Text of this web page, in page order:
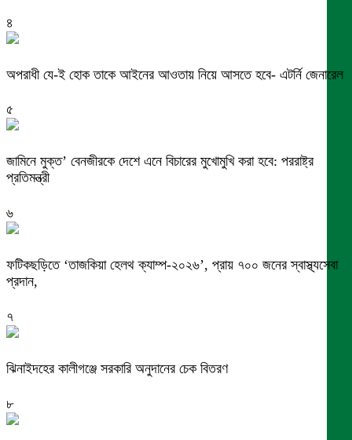
৪
অপরাধী যে-ই হোক তাকে আইনের আওতায় নিয়ে আসতে হবে- এটর্নি জেনারেল
৫
জামিনে মুক্ত’ বেনজীরকে দেশে এনে বিচারের মুখোমুখি করা হবে: পররাষ্ট্র
প্রতিমন্ত্রী
৬
ফটিকছড়িতে ‘তাজকিয়া হেলথ ক্যাম্প-২০২৬’, প্রায় ৭০০ জনের স্বাস্থ্যসেবা
প্রদান,
৭
ঝিনাইদহের কালীগঞ্জে সরকারি অনুদানের চেক বিতরণ
৮